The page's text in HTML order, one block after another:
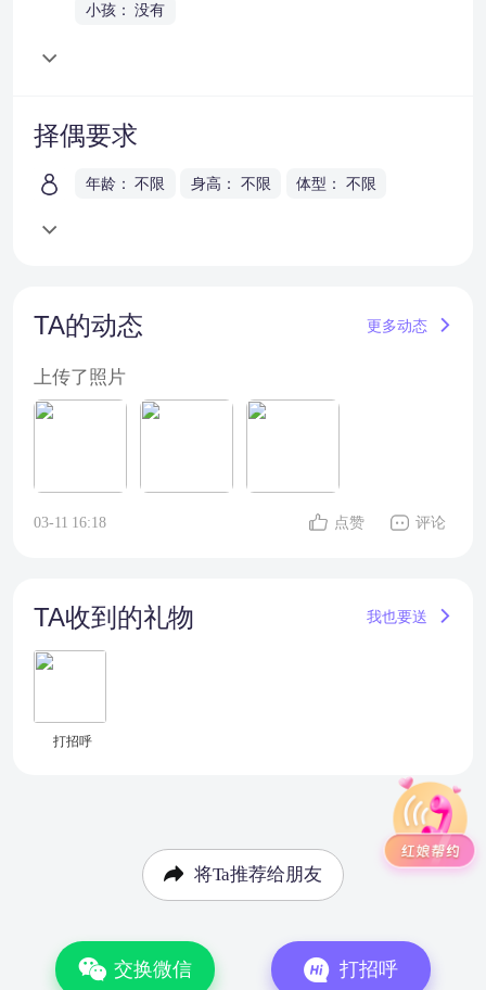
小孩： 没有
择偶要求
年龄： 不限 身高： 不限 体型： 不限
TA的动态 更多动态
上传了照片
03-11 16:18 点赞 评论
TA收到的礼物 我也要送
打招呼
将Ta推荐给朋友
交换微信 打招呼